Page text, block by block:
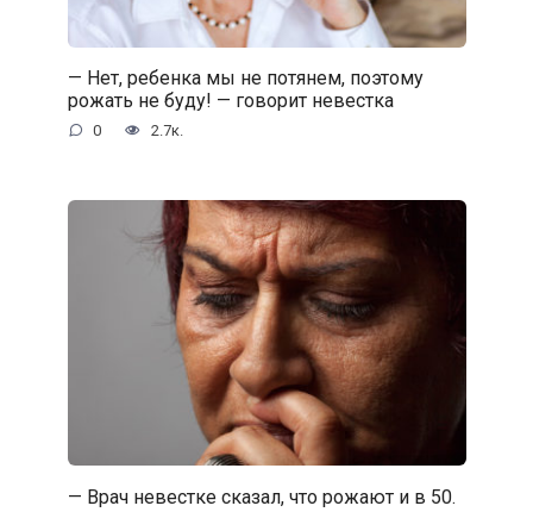
— Нет, ребенка мы не потянем, поэтому
рожать не буду! — говорит невестка
0 2.7к.
— Врач невестке сказал, что рожают и в 50.